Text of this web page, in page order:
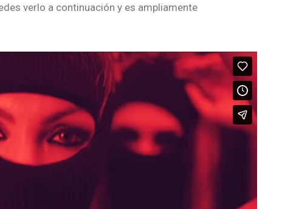
verlo a continuación y es ampliamente